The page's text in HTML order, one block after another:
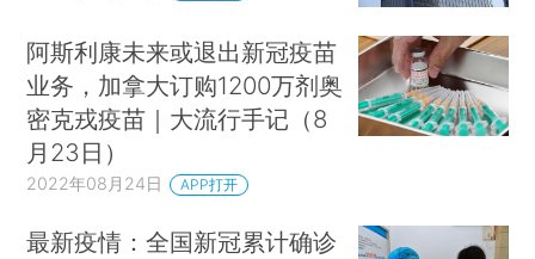
阿斯利康未来或退出新冠疫苗
业务，加拿大订购1200万剂奥
密克戎疫苗｜大流行手记（8
月23日）
2022年08月24日 APP打开
最新疫情：全国新冠累计确诊